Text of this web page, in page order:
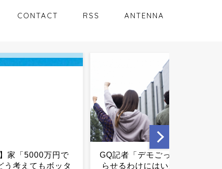
CONTACT RSS ANTENNA
デモごっこで終わ
けにはいかない」
辺野古報道巡り「news23」
に厳重抗議…TBSが対応...